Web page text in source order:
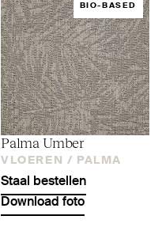
BIO-BASED
Palma Umber
VLOEREN / PALMA
Staal bestellen
Download foto